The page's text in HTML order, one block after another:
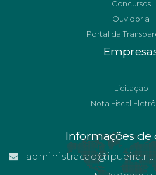
Concursos
Ouvidoria
Portal da
Licitação
Nota Fiscal
Informações de
administracao@ipueira.rn.gov.br